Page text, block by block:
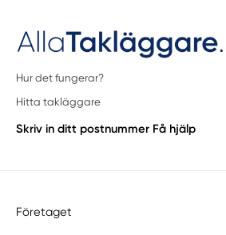
Hur det fungerar?
Hitta takläggare
Skriv in ditt postnummer Få hjälp
Företaget